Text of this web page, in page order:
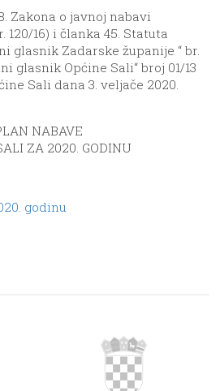
Zakona o javnoj nabavi
120/16) i članka 45. Statuta
glasnik Zadarske županije “ br.
glasnik Općine Sali“ broj 01/13
Sali dana 3. veljače 2020.
NABAVE
ZA 2020. GODINU
godinu